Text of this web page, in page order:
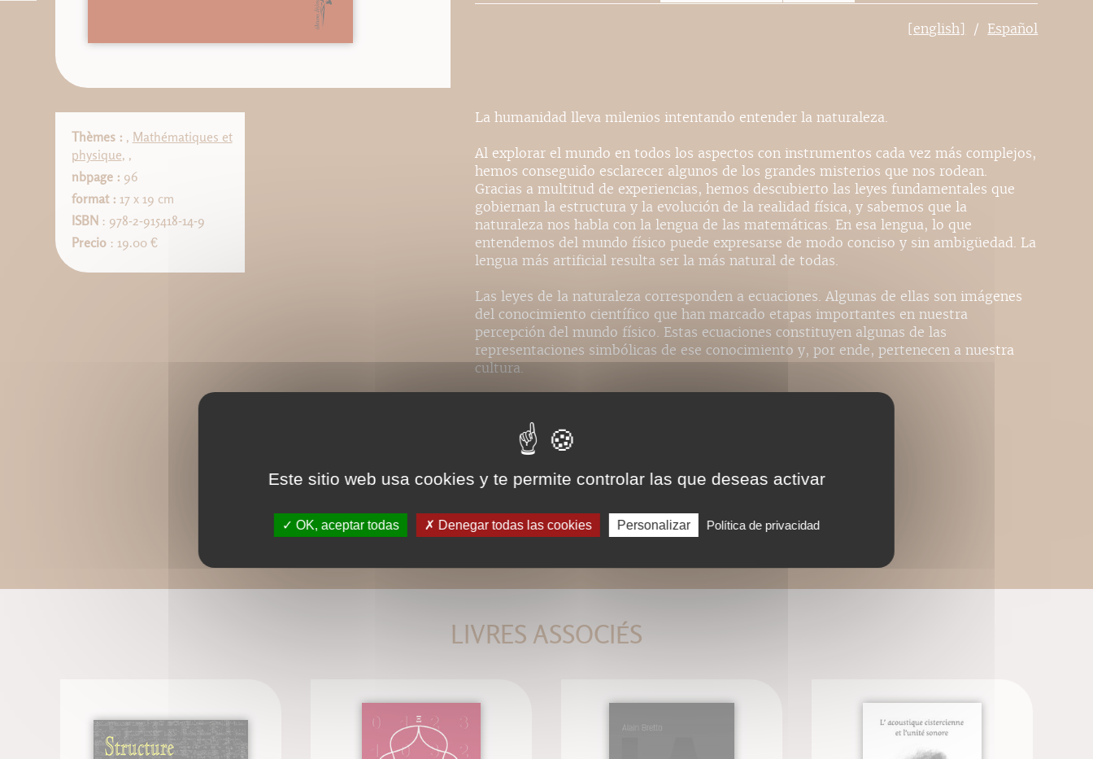
Thèmes : , Mathématiques et
physique, ,
nbpage : 96
format : 17 x 19 cm
ISBN : 978-2-915418-14-9
Precio: 19.00 €
[english] Español
La humanidad lleva milenios intentando entender la naturaleza.
Al explorar el mundo en todos los aspectos con instrumentos cada vez más complejos,
hemos conseguido esclarecer algunos de los grandes misterios que nos rodean.
Gracias a multitud de experiencias, hemos descubierto las leyes fundamentales que
gobiernan la estructura y la evolución de la realidad física, y sabemos que la
naturaleza nos habla con la lengua de las matemáticas. En esa lengua, lo que
entendemos del mundo físico puede expresarse de modo conciso y sin ambigüedad. La
lengua más artificial resulta ser la más natural de todas.
Las leyes de la naturaleza corresponden a ecuaciones. Algunas de ellas son imágenes
del conocimiento científico que han marcado etapas importantes en nuestra
percepción del mundo físico. Estas ecuaciones constituyen algunas de las
representaciones simbólicas de ese conocimiento y, por ende, pertenecen a nuestra
cultura.
Les droits de traduction de cet ouvrage ne sont pas disponibles
LIVRES ASSOCIÉS
Este sitio web usa cookies y te permite controlar las que deseas activar
OK, aceptar todas Denegar todas las cookies Personalizar Política de privacidad